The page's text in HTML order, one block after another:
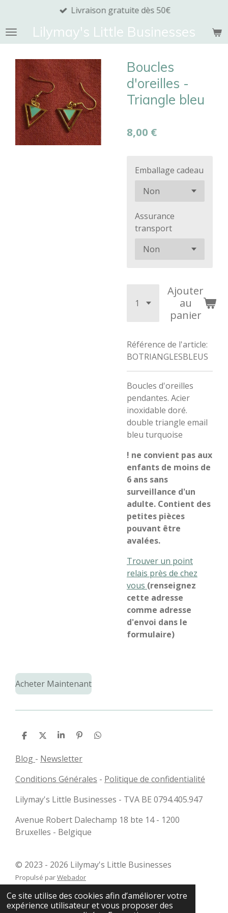
Ce site utilise des cookies afin d’améliorer votre
expérience utilisateur et vous proposer des
contenuLilymay's Little Businesses
Livraison gratuite dès 50€
Boucles
d'oreilles -
Triangle bleu
8,00 €
Emballage cadeau
Assurance
transport
Ajouter
au
panier
Référence de l'article:
BOTRIANGLESBLEUS
Boucles d'oreilles
pendantes. Acier
inoxidable doré.
double triangle email
bleu turquoise
! ne convient pas aux
enfants de moins de
6 ans sans
surveillance d'un
adulte. Contient des
petites pièces
pouvant être
avalées.
Trouver un point
relais près de chez
vous (renseignez
cette adresse
comme adresse
d'envoi dans le
formulaire)
Acheter Maintenant
P
t
g
P
r
t
g
r
P
r
t
g
r
É
n
l
P
g
Blog - Newsletter
Conditions Générales - Politique de confidentialité
Lilymay's Little Businesses - TVA BE 0794.405.947
Avenue Robert Dalechamp 18 bte 14 - 1200
Bruxelles - Belgique
© 2023 - 2026 Lilymay's Little Businesses
Propulsé parWebador